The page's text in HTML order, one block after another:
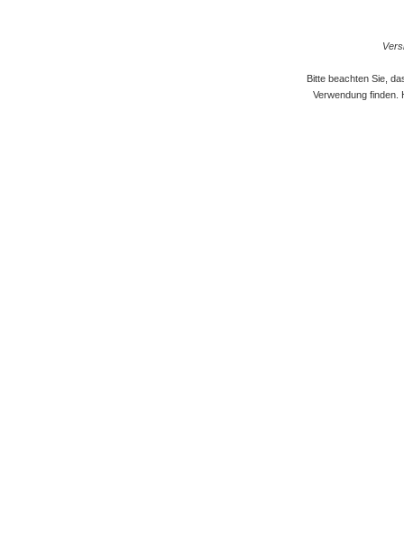
Bitte beachten Sie,
Verwendung finden.